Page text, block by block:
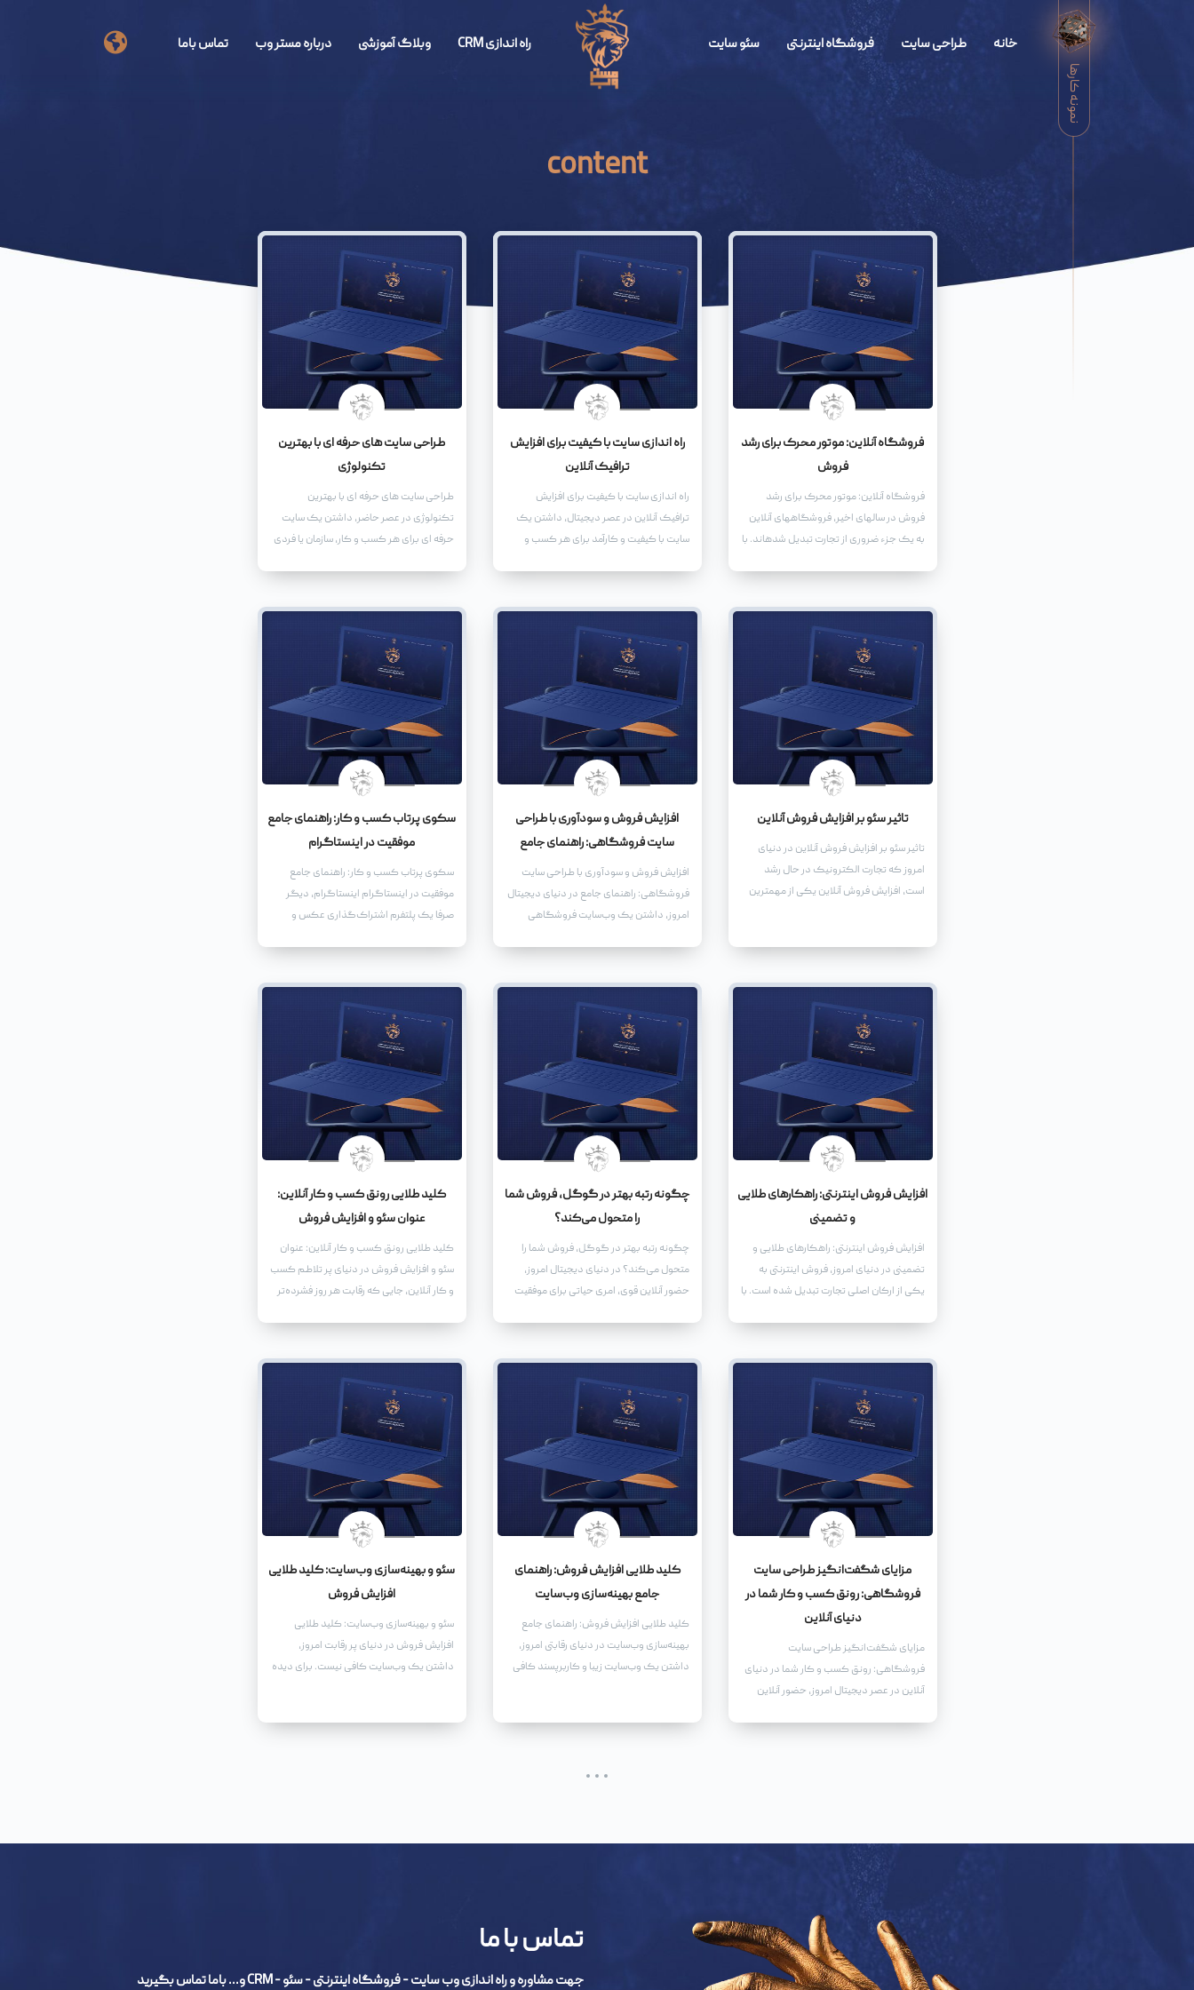
نمونه کارها
خانه طراحی سایت فروشگاه اینترنتی سئو سایت راه اندازی CRM وبلاگ آموزشی درباره مستر وب تماس باما
content
فروشگاه آنلاین: موتور محرک برای رشد
فروش
فروشگاه آنلاین: موتور محرک برای رشد
فروش در سالهای اخیر، فروشگاههای آنلاین
به یک جزء ضروری از تجارت تبدیل شدهاند. با
آنلاین روی میآورند.
راه اندازی سایت با کیفیت برای افزایش
ترافیک آنلاین
راه اندازی سایت با کیفیت برای افزایش
ترافیک آنلاین در عصر دیجیتال، داشتن یک
سایت با کیفیت و کارآمد برای هر کسب و
شما عمل میکند، بلکه میتواند به افزایش
ترافیک آنلاین و در نهایت فروش بیشتر کمک
کند.
طراحی سایت های حرفه ای با بهترین
تکنولوژی
طراحی سایت های حرفه ای با بهترین
تکنولوژی در عصر حاضر، داشتن یک سایت
حرفه ای برای هر کسب و کار، سازمان یا فردی
ای نه تنها به عنوان یک ابزار بازاریابی موثر
عمل می کند، بلکه به عنوان یک نماینده
دیجیتال برای برند شما عمل می کند.
تاثیر سئو بر افزایش فروش آنلاین
تاثیر سئو بر افزایش فروش آنلاین در دنیای
امروز که تجارت الکترونیک در حال رشد
است، افزایش فروش آنلاین یکی از مهمترین
افزایش فروش و سودآوری با طراحی
سایت فروشگاهی: راهنمای جامع
افزایش فروش و سودآوری با طراحی سایت
فروشگاهی: راهنمای جامع در دنیای دیجیتال
امروز، داشتن یک وب‌سایت فروشگاهی
دنبال رشد و توسعه هستند. یک سایت
فروشگاهی حرفه‌ای می‌تواند به شما کمک
کند تا دامنه فعالیت خود را گسترش دهید،
مشتریان جدید جذب کنید، و در نهایت،
فروش و سودآوری خود را به طور چشمگیری
افزایش دهید.
سکوی پرتاب کسب و کار: راهنمای جامع
موفقیت در اینستاگرام
سکوی پرتاب کسب و کار: راهنمای جامع
موفقیت در اینستاگرام اینستاگرام، دیگر
صرفا یک پلتفرم اشتراک‌گذاری عکس و
نوپا گرفته تا برندهای بزرگ و شناخته‌شده،
افزایش فروش اینترنتی: راهکارهای طلایی
و تضمینی
افزایش فروش اینترنتی: راهکارهای طلایی و
تضمینی در دنیای امروز، فروش اینترنتی به
یکی از ارکان اصلی تجارت تبدیل شده است. با
هستند تا بتوانند سهمی از این بازار بزرگ را به
چگونه رتبه بهتر در گوگل، فروش شما
را متحول می‌کند؟
چگونه رتبه بهتر در گوگل، فروش شما را
متحول می‌کند؟ در دنیای دیجیتال امروز،
حضور آنلاین قوی، امری حیاتی برای موفقیت
کلید طلایی رونق کسب و کار آنلاین:
عنوان سئو و افزایش فروش
کلید طلایی رونق کسب و کار آنلاین: عنوان
سئو و افزایش فروش در دنیای پر تلاطم کسب
و کار آنلاین، جایی که رقابت هر روز فشرده‌تر
مهم‌ترین ابزارها در این زمینه، استفاده از یک
عنوان سئو شده و جذاب است که نه تنها
توجه موتورهای جستجو را به خود جلب کند،
بلکه بازدیدکنندگان را نیز ترغیب به کلیک و
تعامل کند.
مزایای شگفت‌انگیز طراحی سایت
فروشگاهی: رونق کسب و کار شما در
دنیای آنلاین
مزایای شگفت‌انگیز طراحی سایت
فروشگاهی: رونق کسب و کار شما در دنیای
آنلاین در عصر دیجیتال امروز، حضور آنلاین
رونق و توسعه کسب و کار شما به ارمغان
کلید طلایی افزایش فروش: راهنمای
جامع بهینه‌سازی وب‌سایت
کلید طلایی افزایش فروش: راهنمای جامع
بهینه‌سازی وب‌سایت در دنیای رقابتی امروز،
داشتن یک وب‌سایت زیبا و کاربرپسند کافی
سئو و بهینه‌سازی وب‌سایت: کلید طلایی
افزایش فروش
سئو و بهینه‌سازی وب‌سایت: کلید طلایی
افزایش فروش در دنیای پر رقابت امروز،
داشتن یک وب‌سایت کافی نیست. برای دیده
تماس با ما
جهت مشاوره و راه اندازی وب سایت - فروشگاه اینترنتی - سئو - CRM و... باما تماس بگیرید